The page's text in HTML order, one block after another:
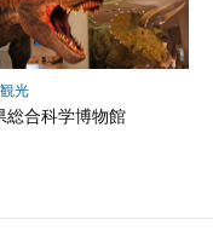
光
総合科学博物館